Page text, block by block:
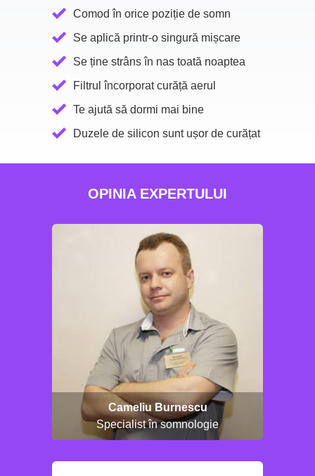
Comod în orice poziție de somn
Se aplică printr-o singură mișcare
Se ține strâns în nas toată noaptea
Filtrul încorporat curăță aerul
Te ajută să dormi mai bine
Duzele de silicon sunt ușor de curățat
OPINIA EXPERTULUI
Cameliu Burnescu
Specialist în somnologie